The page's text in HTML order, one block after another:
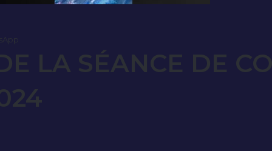
LA SÉANCE DE